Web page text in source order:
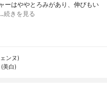
ーはややとろみがあり、伸びもい
続きを見る
ンヌ)
美白)